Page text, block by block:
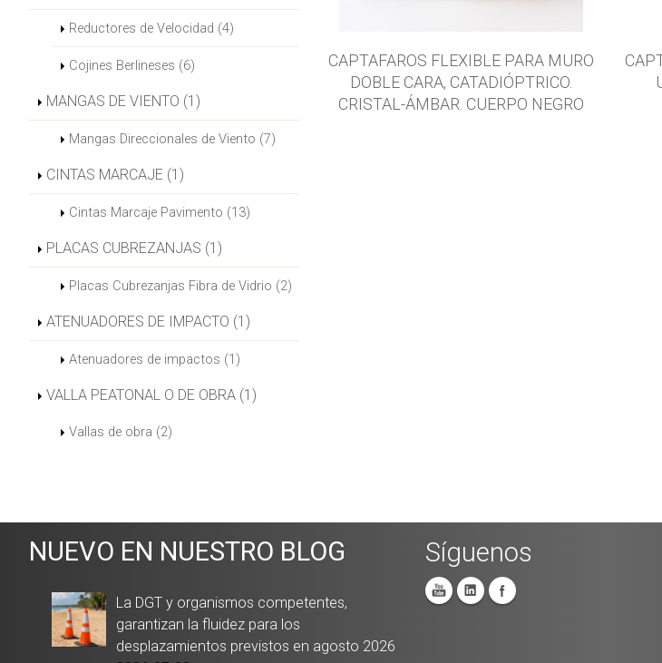
Reductores de Velocidad (4)
Cojines Berlineses (6)
MANGAS DE VIENTO (1)
Mangas Direccionales de Viento (7)
CINTAS MARCAJE (1)
Cintas Marcaje Pavimento (13)
PLACAS CUBREZANJAS (1)
Placas Cubrezanjas Fibra de Vidrio (2)
ATENUADORES DE IMPACTO (1)
Atenuadores de impactos (1)
VALLA PEATONAL O DE OBRA (1)
Vallas de obra (2)
CAPTAFAROS FLEXIBLE PARA MURO
DOBLE CARA, CATADIÓPTRICO.
CRISTAL-ÁMBAR. CUERPO NEGRO
NUEVO EN NUESTRO BLOG
La DGT y organismos competentes,
garantizan la fluidez para los
desplazamientos previstos en agosto 2026
Síguenos